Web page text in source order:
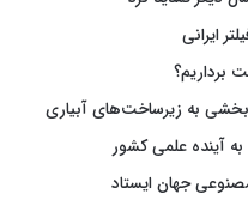
برداریم؟
به زیرساخت‌های آبیاری
آینده علمی کشور
جهان ایستاد